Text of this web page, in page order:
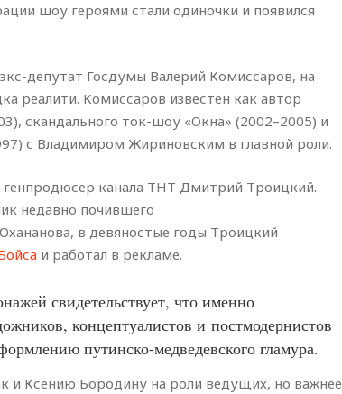
шоу героями стали одиночки и появился
депутат Госдумы Валерий Комиссаров, на
реалити. Комиссаров известен как автор
скандального ток-шоу «Окна» (2002–2005) и
с Владимиром Жириновским в главной роли.
канала ТНТ Дмитрий Троицкий.
недавно почившего
в девяностые годы Троицкий
и работал в рекламе.
свидетельствует, что именно
концептуалистов и постмодернистов
путинско-медведевского гламура.
и Ксению Бородину на роли ведущих, но важнее